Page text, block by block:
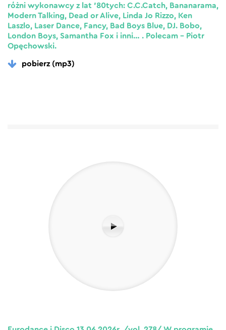
różni wykonawcy z lat ’80tych: C.C.Catch, Bananarama,
Modern Talking, Dead or Alive, Linda Jo Rizzo, Ken
Laszlo, Laser Dance, Fancy, Bad Boys Blue, DJ. Bobo,
London Boys, Samantha Fox i inni… . Polecam – Piotr
Opęchowski.
pobierz (mp3)